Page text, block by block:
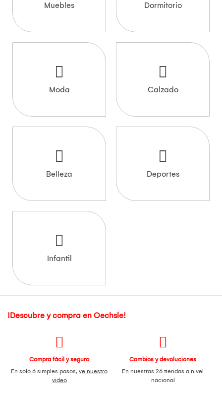
Muebles Dormitorio
Moda Calzado
Belleza Deportes
Infantil
¡Descubre y compra en Oechsle!
Compra fácil y seguro
En solo 6 simples pasos, ve nuestro
video
Cambios y devoluciones
En nuestras 26 tiendas a nivel
nacional